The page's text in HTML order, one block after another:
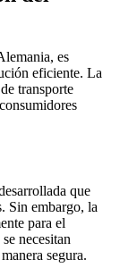
es
eficiente. La
transporte
que
Sin embargo, la
para el
necesitan
segura.